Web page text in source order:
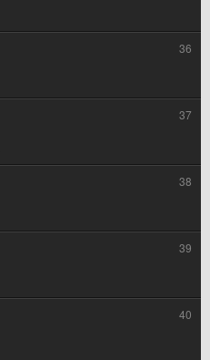
36
37
38
39
40